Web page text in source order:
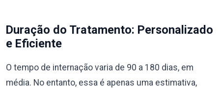
Duração do Tratamento: Personalizado
e Eficiente
O tempo de internação varia de 90 a 180 dias, em
média. No entanto, essa é apenas uma estimativa,